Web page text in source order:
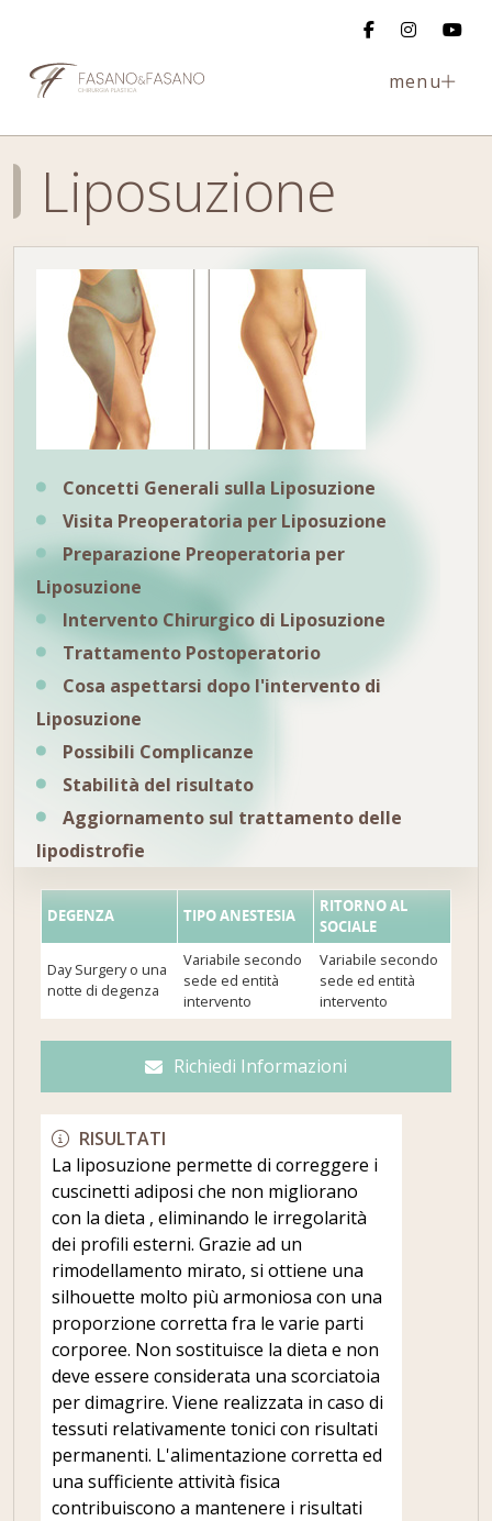
menu
Liposuzione
Concetti Generali sulla Liposuzione
Visita Preoperatoria per Liposuzione
Preparazione Preoperatoria per
Liposuzione
Intervento Chirurgico di Liposuzione
Trattamento Postoperatorio
Cosa aspettarsi dopo l'intervento di
Liposuzione
Possibili Complicanze
Stabilità del risultato
Aggiornamento sul trattamento delle
lipodistrofie
DEGENZA TIPO ANESTESIA
RITORNO AL
SOCIALE
Day Surgery o una
notte di degenza
Variabile secondo
sede ed entità
intervento
Variabile secondo
sede ed entità
intervento
Richiedi Informazioni
RISULTATI
La liposuzione permette di correggere i
cuscinetti adiposi che non migliorano
con la dieta , eliminando le irregolarità
dei profili esterni. Grazie ad un
rimodellamento mirato, si ottiene una
silhouette molto più armoniosa con una
proporzione corretta fra le varie parti
corporee. Non sostituisce la dieta e non
deve essere considerata una scorciatoia
per dimagrire. Viene realizzata in caso di
tessuti relativamente tonici con risultati
permanenti. L'alimentazione corretta ed
una sufficiente attività fisica
contribuiscono a mantenere i risultati